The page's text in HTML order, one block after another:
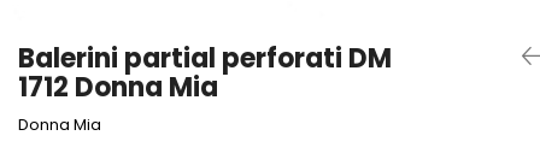
Balerini partial perforati DM
1712 Donna Mia
Donna Mia